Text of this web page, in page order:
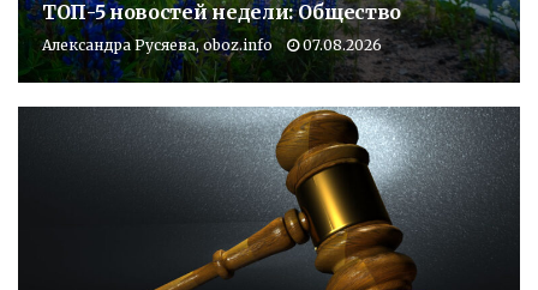
ТОП-5 новостей недели: Общество
Александра Русяева, oboz.info 07.08.2026